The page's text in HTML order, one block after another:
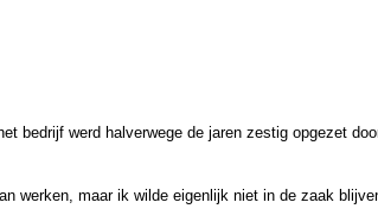
bedrijf werd halverwege de jaren zestig opgezet
werken, maar ik wilde eigenlijk niet in de zaak